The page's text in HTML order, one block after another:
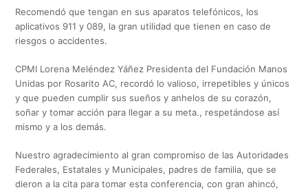
Recomendó que tengan en sus aparatos telefónicos, los
aplicativos 911 y 089, la gran utilidad que tienen en caso de
riesgos o accidentes.
CPMI Lorena Meléndez Yáñez Presidenta del Fundación Manos
Unidas por Rosarito AC, recordó lo valioso, irrepetibles y únicos
y que pueden cumplir sus sueños y anhelos de su corazón,
soñar y tomar acción para llegar a su meta., respetándose así
mismo y a los demás.
Nuestro agradecimiento al gran compromiso de las Autoridades
Federales, Estatales y Municipales, padres de familia, que se
dieron a la cita para tomar esta conferencia, con gran ahincó,